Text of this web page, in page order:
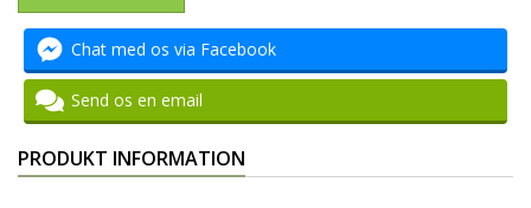
Chat med os via Facebook
Send os en email
PRODUKT INFORMATION